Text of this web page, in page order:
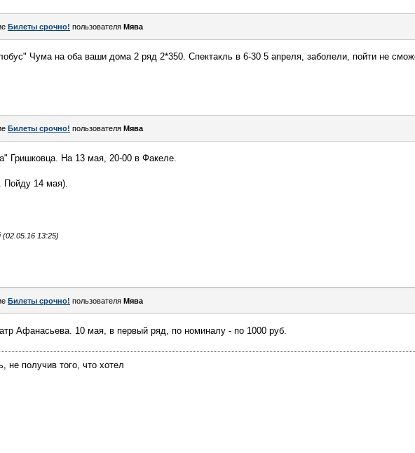
Билеты срочно! пользователя Мява
Чума на оба ваши дома 2 ряд 2*350. Спектакль в 6-30 5 апреля, заболели, пойти не
Билеты срочно! пользователя Мява
Гришковца. На 13 мая, 20-00 в Факеле.
Пойду 14 мая).
13:25)
Билеты срочно! пользователя Мява
Афанасьева. 10 мая, в первый ряд, по номиналу - по 1000 руб.
не получив того, что хотел